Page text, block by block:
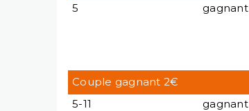
5
gagnant
Couple gagnant 2€
5-11
gagnant